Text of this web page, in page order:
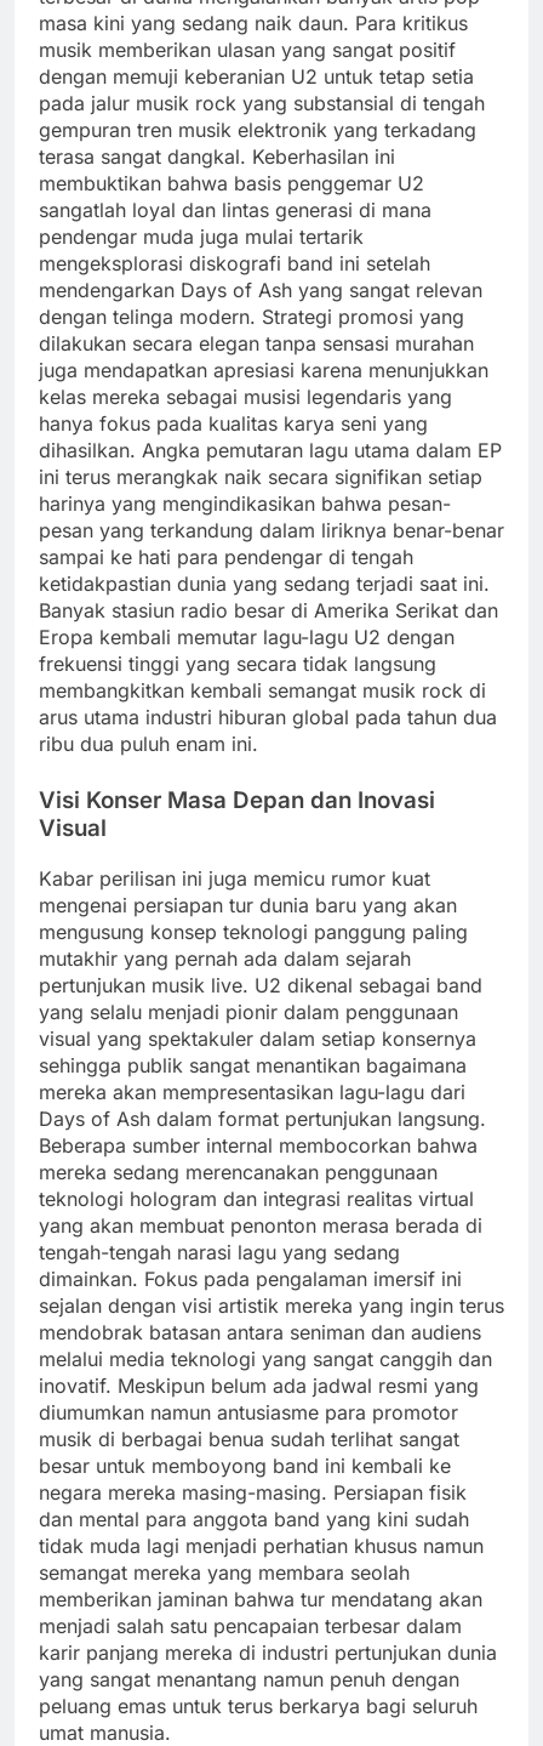
masa kini yang sedang naik daun. Para kritikus
musik memberikan ulasan yang sangat positif
dengan memuji keberanian U2 untuk tetap setia
pada jalur musik rock yang substansial di tengah
gempuran tren musik elektronik yang terkadang
terasa sangat dangkal. Keberhasilan ini
membuktikan bahwa basis penggemar U2
sangatlah loyal dan lintas generasi di mana
pendengar muda juga mulai tertarik
mengeksplorasi diskografi band ini setelah
mendengarkan Days of Ash yang sangat relevan
dengan telinga modern. Strategi promosi yang
dilakukan secara elegan tanpa sensasi murahan
juga mendapatkan apresiasi karena menunjukkan
kelas mereka sebagai musisi legendaris yang
hanya fokus pada kualitas karya seni yang
dihasilkan. Angka pemutaran lagu utama dalam EP
ini terus merangkak naik secara signifikan setiap
harinya yang mengindikasikan bahwa pesan-
pesan yang terkandung dalam liriknya benar-benar
sampai ke hati para pendengar di tengah
ketidakpastian dunia yang sedang terjadi saat ini.
Banyak stasiun radio besar di Amerika Serikat dan
Eropa kembali memutar lagu-lagu U2 dengan
frekuensi tinggi yang secara tidak langsung
membangkitkan kembali semangat musik rock di
arus utama industri hiburan global pada tahun dua
ribu dua puluh enam ini.
Visi Konser Masa Depan dan Inovasi
Visual
Kabar perilisan ini juga memicu rumor kuat
mengenai persiapan tur dunia baru yang akan
mengusung konsep teknologi panggung paling
mutakhir yang pernah ada dalam sejarah
pertunjukan musik live. U2 dikenal sebagai band
yang selalu menjadi pionir dalam penggunaan
visual yang spektakuler dalam setiap konsernya
sehingga publik sangat menantikan bagaimana
mereka akan mempresentasikan lagu-lagu dari
Days of Ash dalam format pertunjukan langsung.
Beberapa sumber internal membocorkan bahwa
mereka sedang merencanakan penggunaan
teknologi hologram dan integrasi realitas virtual
yang akan membuat penonton merasa berada di
tengah-tengah narasi lagu yang sedang
dimainkan. Fokus pada pengalaman imersif ini
sejalan dengan visi artistik mereka yang ingin terus
mendobrak batasan antara seniman dan audiens
melalui media teknologi yang sangat canggih dan
inovatif. Meskipun belum ada jadwal resmi yang
diumumkan namun antusiasme para promotor
musik di berbagai benua sudah terlihat sangat
besar untuk memboyong band ini kembali ke
negara mereka masing-masing. Persiapan fisik
dan mental para anggota band yang kini sudah
tidak muda lagi menjadi perhatian khusus namun
semangat mereka yang membara seolah
memberikan jaminan bahwa tur mendatang akan
menjadi salah satu pencapaian terbesar dalam
karir panjang mereka di industri pertunjukan dunia
yang sangat menantang namun penuh dengan
peluang emas untuk terus berkarya bagi seluruh
umat manusia.